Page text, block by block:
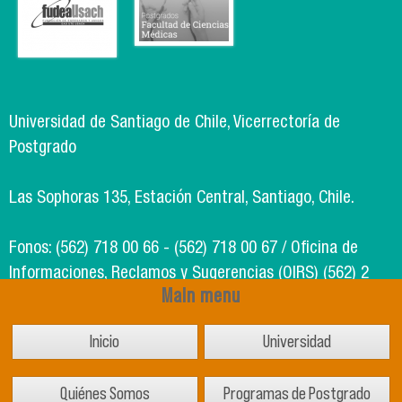
Main menu
Inicio Universidad
Quiénes Somos Programas de Postgrado
Universidad de Santiago de Chile, Vicerrectoría de
Postgrado
Las Sophoras 135, Estación Central, Santiago, Chile.
Fonos: (562) 718 00 66 - (562) 718 00 67 / Oficina de
Informaciones, Reclamos y Sugerencias (OIRS) (562) 2
Soporte Informático Segic: (562) 718 02 25